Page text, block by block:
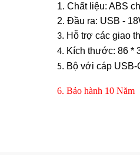
1. Chất liệu: ABS
2. Đầu ra: USB -
3. Hỗ trợ các giao
4. Kích thước: 86 *
5. Bộ với cáp USB-
6. Bảo hành 10 Năm